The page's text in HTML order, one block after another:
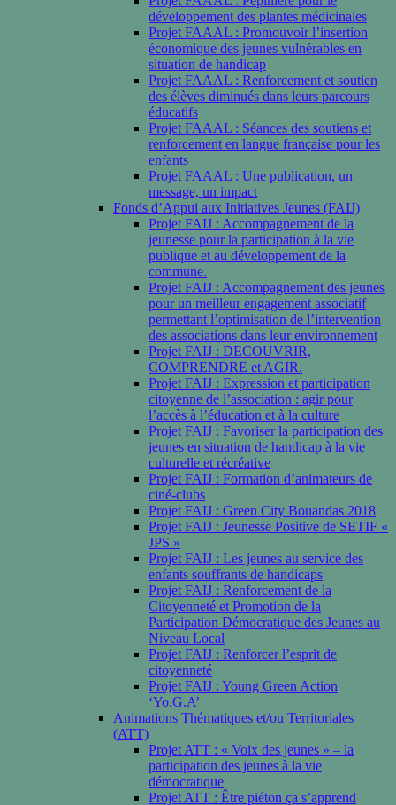
développement des plantes médicinales
Projet FAAAL : Promouvoir l’insertion
économique des jeunes vulnérables en
situation de handicap
Projet FAAAL : Renforcement et soutien
des élèves diminués dans leurs parcours
éducatifs
Projet FAAAL : Séances des soutiens et
renforcement en langue française pour les
enfants
Projet FAAAL : Une publication, un
message, un impact
Fonds d’Appui aux Initiatives Jeunes (FAIJ)
Projet FAIJ : Accompagnement de la
jeunesse pour la participation à la vie
publique et au développement de la
commune.
Projet FAIJ : Accompagnement des jeunes
pour un meilleur engagement associatif
permettant l’optimisation de l’intervention
des associations dans leur environnement
Projet FAIJ : DECOUVRIR,
COMPRENDRE et AGIR.
Projet FAIJ : Expression et participation
citoyenne de l’association : agir pour
l’accès à l’éducation et à la culture
Projet FAIJ : Favoriser la participation des
jeunes en situation de handicap à la vie
culturelle et récréative
Projet FAIJ : Formation d’animateurs de
ciné-clubs
Projet FAIJ : Green City Bouandas 2018
Projet FAIJ : Jeunesse Positive de SETIF «
JPS »
Projet FAIJ : Les jeunes au service des
enfants souffrants de handicaps
Projet FAIJ : Renforcement de la
Citoyenneté et Promotion de la
Participation Démocratique des Jeunes au
Niveau Local
Projet FAIJ : Renforcer l’esprit de
citoyenneté
Projet FAIJ : Young Green Action
‘Yo.G.A’
Animations Thématiques et/ou Territoriales
(ATT)
Projet ATT : « Voix des jeunes » – la
participation des jeunes à la vie
démocratique
Projet ATT : Être piéton ça s’apprend